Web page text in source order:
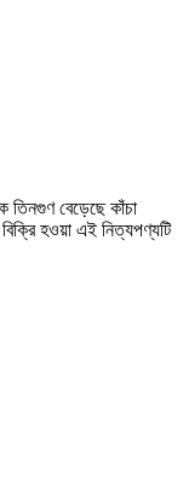
তিনগুণ বেড়েছে কাঁচা
হওয়া এই নিত্যপণ্যটি